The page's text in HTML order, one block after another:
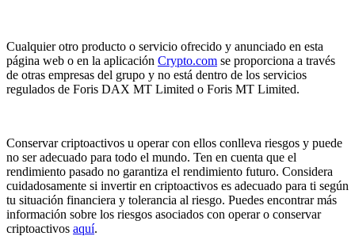
Cualquier otro producto o servicio ofrecido y anunciado en esta
página web o en la aplicación Crypto.com se proporciona a través
de otras empresas del grupo y no está dentro de los servicios
regulados de Foris DAX MT Limited o Foris MT Limited.
Conservar criptoactivos u operar con ellos conlleva riesgos y puede
no ser adecuado para todo el mundo. Ten en cuenta que el
rendimiento pasado no garantiza el rendimiento futuro. Considera
cuidadosamente si invertir en criptoactivos es adecuado para ti según
tu situación financiera y tolerancia al riesgo. Puedes encontrar más
información sobre los riesgos asociados con operar o conservar
criptoactivos aquí.